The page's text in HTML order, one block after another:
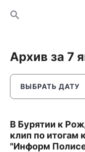
Архив за 7
ВЫБРАТЬ ДАТУ
В Бурятии к
клип по итогам
"Информ